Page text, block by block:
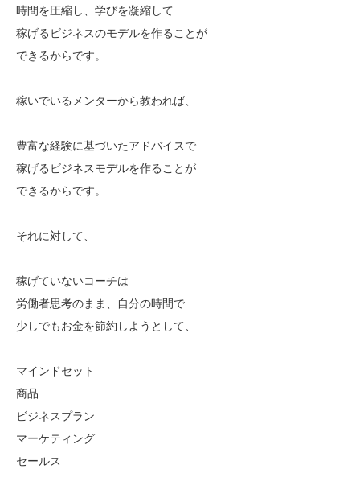
時間を圧縮し、学びを凝縮して
稼げるビジネスのモデルを作ることが
できるからです。
稼いでいるメンターから教われば、
豊富な経験に基づいたアドバイスで
稼げるビジネスモデルを作ることが
できるからです。
それに対して、
稼げていないコーチは
労働者思考のまま、自分の時間で
少しでもお金を節約しようとして、
マインドセット
商品
ビジネスプラン
マーケティング
セールス